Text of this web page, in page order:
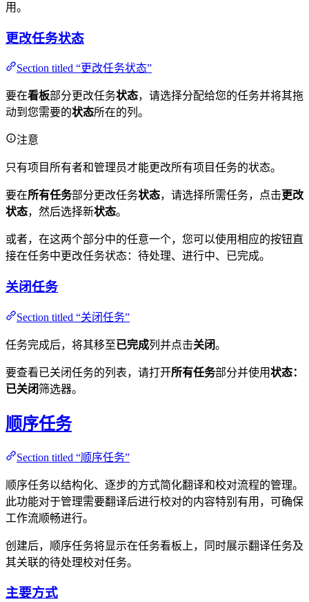
用。
更改任务状态
Section titled “更改任务状态”
要在看板部分更改任务状态，请选择分配给您的任务并将其拖
动到您需要的状态所在的列。
注意
只有项目所有者和管理员才能更改所有项目任务的状态。
要在所有任务部分更改任务状态，请选择所需任务，点击更改
状态，然后选择新状态。
或者，在这两个部分中的任意一个，您可以使用相应的按钮直
接在任务中更改任务状态：待处理、进行中、已完成。
关闭任务
Section titled “关闭任务”
任务完成后，将其移至已完成列并点击关闭。
要查看已关闭任务的列表，请打开所有任务部分并使用状态：
已关闭筛选器。
顺序任务
Section titled “顺序任务”
顺序任务以结构化、逐步的方式简化翻译和校对流程的管理。
此功能对于管理需要翻译后进行校对的内容特别有用，可确保
工作流顺畅进行。
创建后，顺序任务将显示在任务看板上，同时展示翻译任务及
其关联的待处理校对任务。
主要方式